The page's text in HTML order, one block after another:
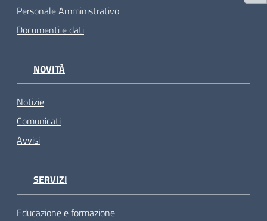
Personale Amministrativo
Documenti e dati
NOVITÀ
Notizie
Comunicati
Avvisi
SERVIZI
Educazione e formazione